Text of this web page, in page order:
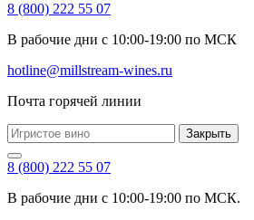
8 (800) 222 55 07
В рабочие дни с 10:00-19:00 по МСК
hotline@millstream-wines.ru
Почта горячей линии
Закрыть
8 (800) 222 55 07
В рабочие дни с 10:00-19:00 по МСК.